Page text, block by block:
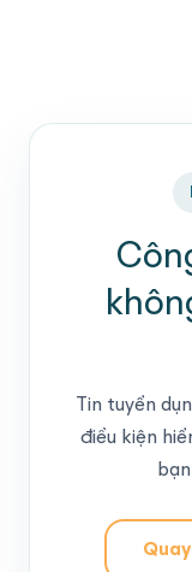
Tin tuyển
điều kiện